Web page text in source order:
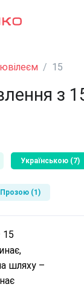
15
з
Українською (7)
Прозою (1)
15
шляху –